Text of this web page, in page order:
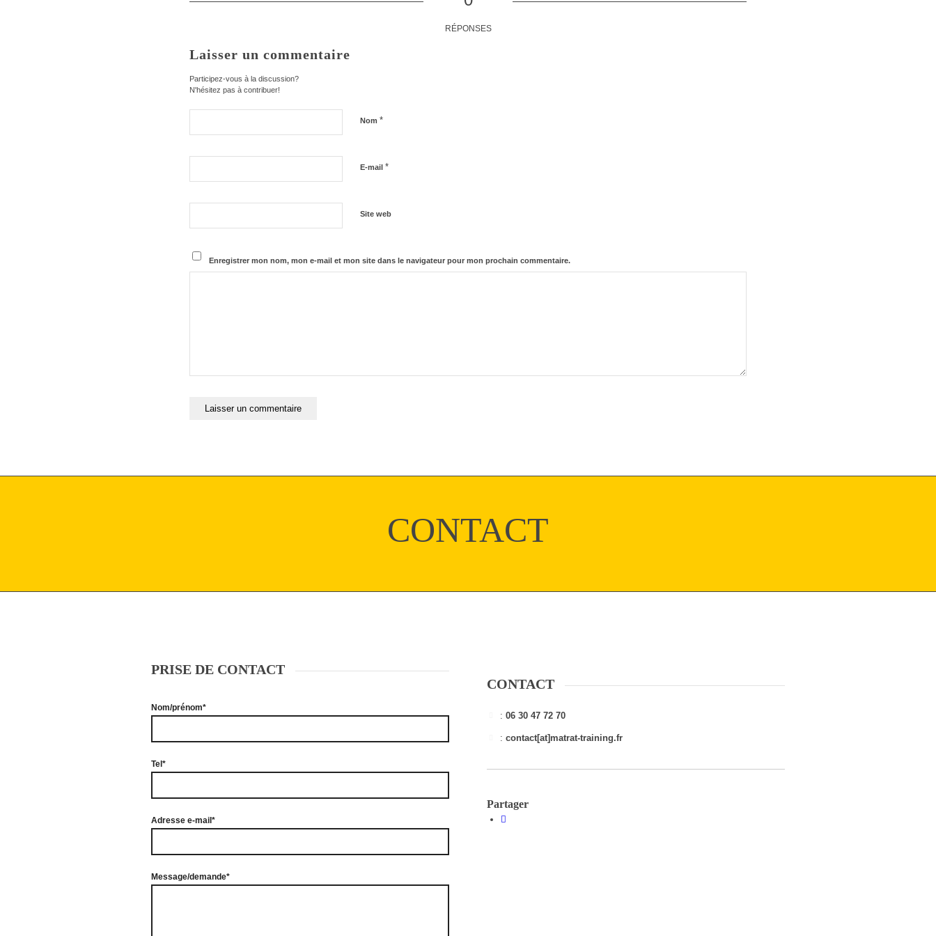
RÉPONSES
Laisser un commentaire
Participez-vous à la discussion?
N'hésitez pas à contribuer!
Nom *
E-mail *
Site web
Enregistrer mon nom, mon e-mail et mon site dans le navigateur pour mon prochain commentaire.
CONTACT
PRISE DE CONTACT
Nom/prénom*
Tel*
Adresse e-mail*
Message/demande*
CONTACT
: 06 30 47 72 70
: contact[at]matrat-training.fr
Partager